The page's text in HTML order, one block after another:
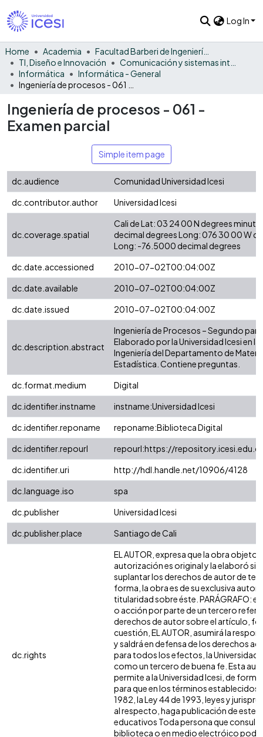
Log In
Home Academia
Facultad Barberi de Ingeniería, Diseño y Ciencias Aplicadas
TI, Diseño e Innovación
Informática
Informática - General
Ingeniería de procesos - 061 -
Examen parcial
Simple item page
dc.audience
Comunidad Universidad Icesi
dc.contributor.author
Universidad Icesi
dc.coverage.spatial
Cali de Lat: 03 24 00 N degrees
decimal degrees Long: 076 30 00 W
Long: -76.5000 decimal degrees
dc.date.accessioned
2010-07-02T00:04:00Z
dc.date.available
2010-07-02T00:04:00Z
dc.date.issued
2010-07-02T00:04:00Z
dc.description.abstract
Ingeniería de Procesos – Segundo
Elaborado por la Universidad Icesi en
Ingeniería del Departamento de
Estadística. Contiene preguntas.
dc.format.medium
Digital
dc.identifier.instname
instname:Universidad Icesi
dc.identifier.reponame
reponame:Biblioteca Digital
dc.identifier.repourl
repourl:https://
dc.identifier.uri
http://hdl.handle.net/10906/4128
dc.language.iso
spa
dc.publisher
Universidad Icesi
dc.publisher.place
Santiago de Cali
dc.rights
EL AUTOR, expresa que la obra objeto
autorización es original y la elaboró
suplantar los derechos de autor de
forma, la obra es de su exclusiva
titularidad sobre éste. PARÁGRAFO:
o acción por parte de un tercero
derechos de autor sobre el artículo,
cuestión, EL AUTOR, asumirá la
y saldrá en defensa de los derechos
para todos los efectos, la Universidad
como un tercero de buena fe. Esta
permite a la Universidad Icesi, de
para que en los términos establecidos
1982, la Ley 44 de 1993, leyes y
al respecto, haga publicación de este
educativos Toda persona que consulte
biblioteca o en medio electróico